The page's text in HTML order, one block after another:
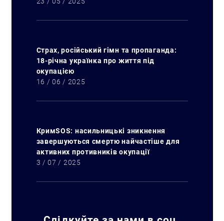
Страх, російський гімн та пропаганда:
18-річна українка про життя під
окупацією
16 / 06 / 2025
КримSOS: насильницькі зникнення
завершуються смертю найчастіше для
активних противників окупації
3 / 07 / 2025